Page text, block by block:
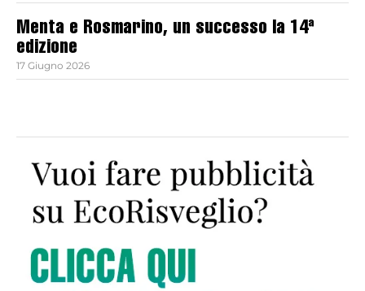
Menta e Rosmarino, un successo la 14ª
edizione
17 Giugno 2026